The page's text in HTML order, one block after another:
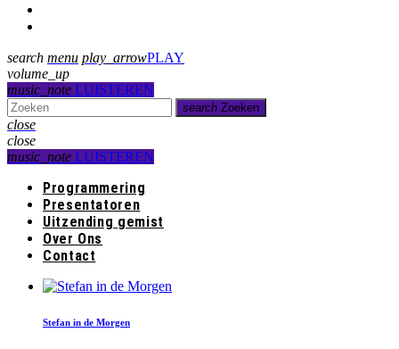
search menu play_arrowPLAY
volume_up
music_note LUISTEREN
search Zoeken
close
close
music_note LUISTEREN
Programmering
Presentatoren
Uitzending gemist
Over Ons
Contact
Stefan in de Morgen